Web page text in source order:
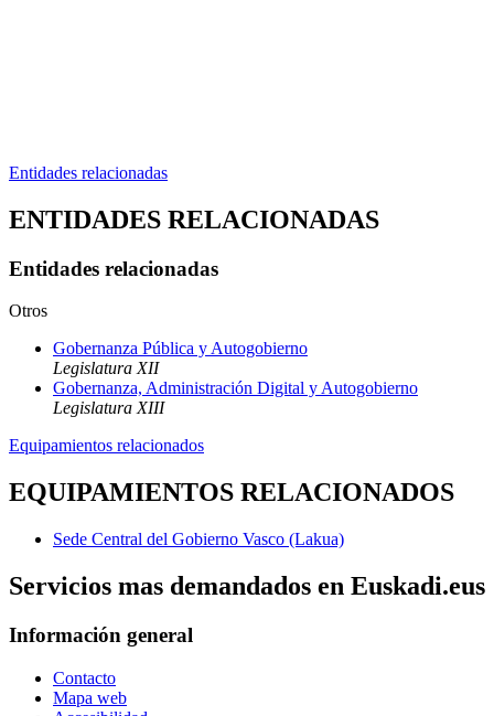
Entidades relacionadas
ENTIDADES RELACIONADAS
Entidades relacionadas
Otros
Gobernanza Pública y Autogobierno
Legislatura XII
Gobernanza, Administración Digital y Autogobierno
Legislatura XIII
Equipamientos relacionados
EQUIPAMIENTOS RELACIONADOS
Sede Central del Gobierno Vasco (Lakua)
Servicios mas demandados en Euskadi.eus
Información general
Contacto
Mapa web